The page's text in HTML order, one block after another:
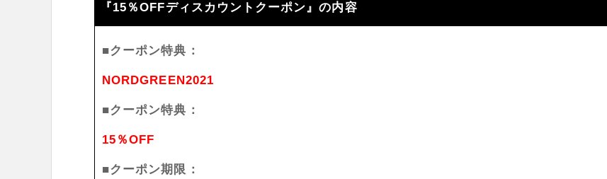
『15％OFFディスカウントクーポン』の内容
■クーポン特典：
NORDGREEN2021
■クーポン特典：
15％OFF
■クーポン期限：